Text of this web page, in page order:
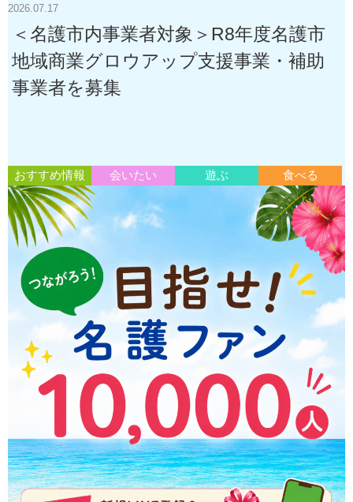
2026.07.17
＜名護市内事業者対象＞R8年度名護市
地域商業グロウアップ支援事業・補助
事業者を募集
おすすめ情報 会いたい 遊ぶ 食べる